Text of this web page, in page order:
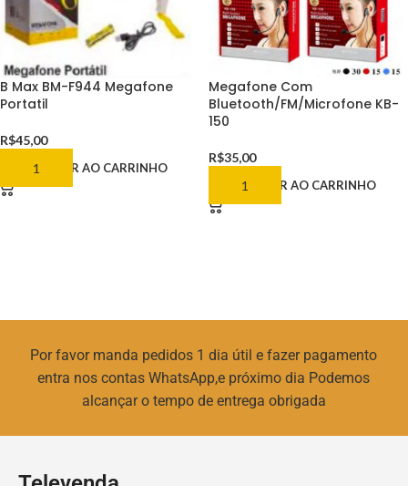
B Max BM-F944 Megafone
Portatil
R$45,00
ADICIONAR AO CARRINHO
Megafone Com
Bluetooth/FM/Microfone KB-
150
R$35,00
ADICIONAR AO CARRINHO
Por favor manda pedidos 1 dia útil e fazer pagamento
entra nos contas WhatsApp,e próximo dia Podemos
alcançar o tempo de entrega obrigada